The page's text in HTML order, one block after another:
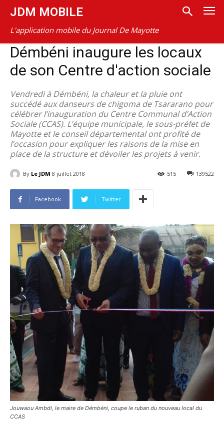
JDM MOBILE
L'application mobile du Journal De Mayotte
Démbéni inaugure les locaux
de son Centre d'action sociale
Vendredi à Démbéni, la chaleur et la pluie ont
succédé aux danseurs de chigoma de Tsararano pour
célébrer l’inauguration du Centre Communal d’Action
Sociale (CCAS). L’équipe municipale, le sous-préfet de
Mayotte et le conseil départemental ont profité de
l’occasion pour expliquer les raisons de la mise en
place de la structure et dévoiler les projets à venir.
By Le JDM 8 juillet 2018 139522
515
Facebook Twitter
Jouwaou Ambdi, le maire de Démbéni, coupe le ruban du nouveau local du
CCAS